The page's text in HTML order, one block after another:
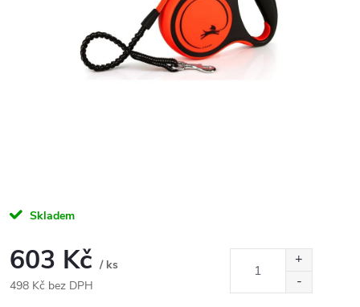
Skladem
603 Kč / ks
498 Kč bez DPH